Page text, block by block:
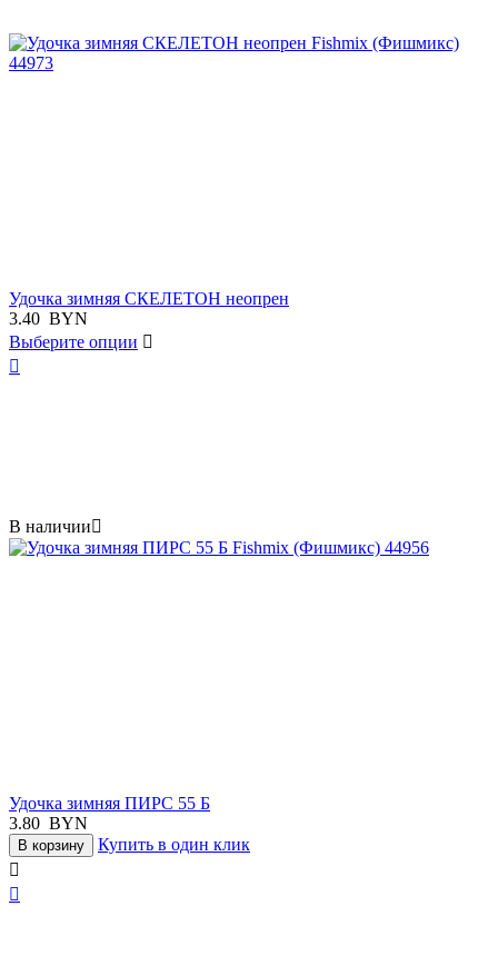
Удочка зимняя СКЕЛЕТОН неопрен
3.40 BYN
Выберите опции 

В наличии
Удочка зимняя ПИРС 55 Б
3.80 BYN
В корзину
Купить в один клик

